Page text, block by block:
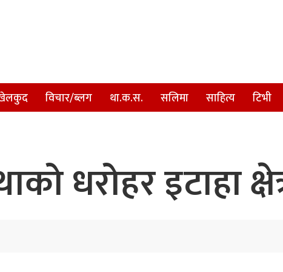
विचार/ब्लग था.क.स. सलिमा साहित्य टिभी
धरोहर इटाहा